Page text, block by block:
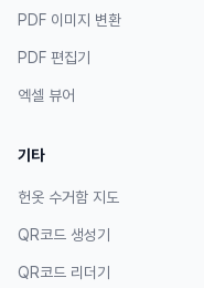
PDF 이미지 변환
PDF 편집기
엑셀 뷰어
기타
헌옷 수거함 지도
QR코드 생성기
QR코드 리더기